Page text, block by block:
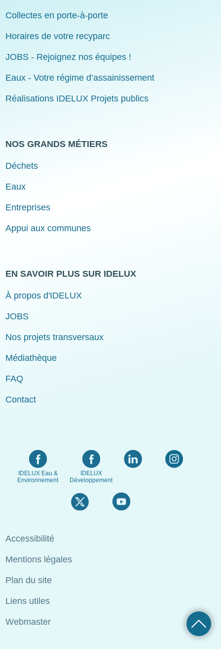
Collectes en porte-à-porte
Horaires de votre recyparc
JOBS - Rejoignez nos équipes !
Eaux - Votre régime d’assainissement
Réalisations IDELUX Projets publics
NOS GRANDS MÉTIERS
Déchets
Eaux
Entreprises
Appui aux communes
EN SAVOIR PLUS SUR IDELUX
À propos d'IDELUX
JOBS
Nos projets transversaux
Médiathèque
FAQ
Contact
IDELUX Eau &
Environnement
IDELUX
Développement
Menu
de
page
Accessibilité
Mentions légales
Plan du site
Liens utiles
Webmaster